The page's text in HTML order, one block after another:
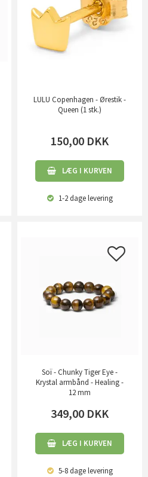
LULU Copenhagen - Ørestik -
Queen (1 stk.)
150,00 DKK
LÆG I KURVEN
1-2 dagelevering
Soï - Chunky Tiger Eye -
Krystal armbånd - Healing -
12 mm
349,00 DKK
LÆG I KURVEN
5-8 dagelevering